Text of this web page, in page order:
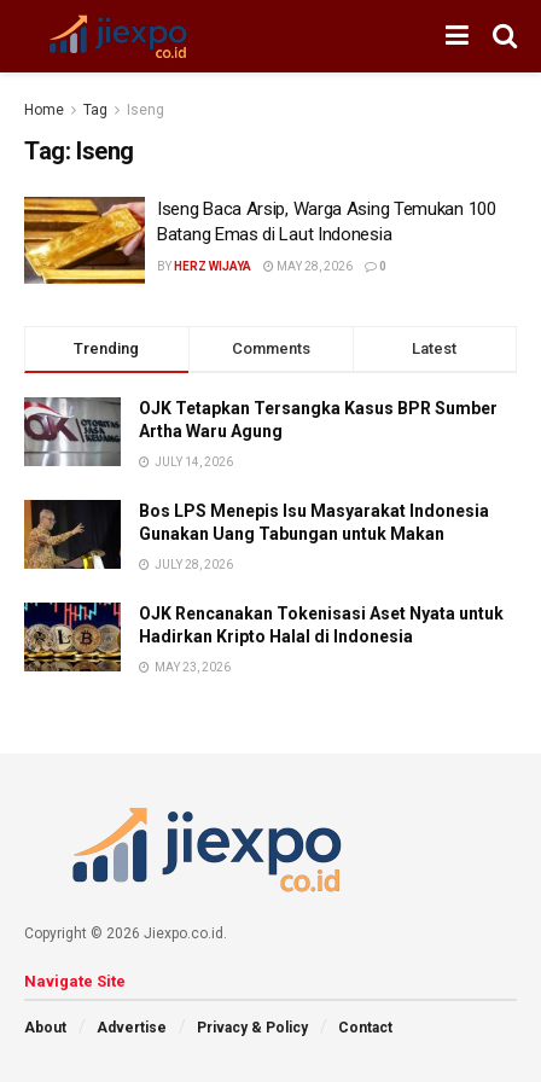
Home Tag Iseng
Tag: Iseng
Iseng Baca Arsip, Warga Asing Temukan 100
Batang Emas di Laut Indonesia
BY HERZ WIJAYA MAY 28, 2026 0
Trending Comments Latest
OJK Tetapkan Tersangka Kasus BPR Sumber
Artha Waru Agung
JULY 14, 2026
Bos LPS Menepis Isu Masyarakat Indonesia
Gunakan Uang Tabungan untuk Makan
JULY 28, 2026
OJK Rencanakan Tokenisasi Aset Nyata untuk
Hadirkan Kripto Halal di Indonesia
MAY 23, 2026
Copyright © 2026 Jiexpo.co.id.
Navigate Site
About Advertise Privacy & Policy Contact